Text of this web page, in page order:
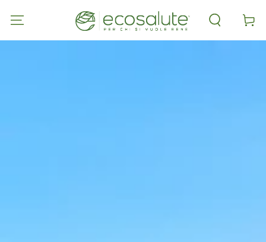
CONTENUTO
Carello